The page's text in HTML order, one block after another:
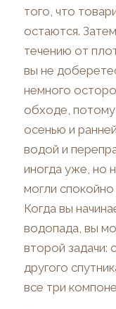
того, что
остаются.
течению от
вы не
немного
обходе,
осенью и
водой и
иногда уже, но
могли
Когда вы
водопада, вы
второй задачи:
другого
все три